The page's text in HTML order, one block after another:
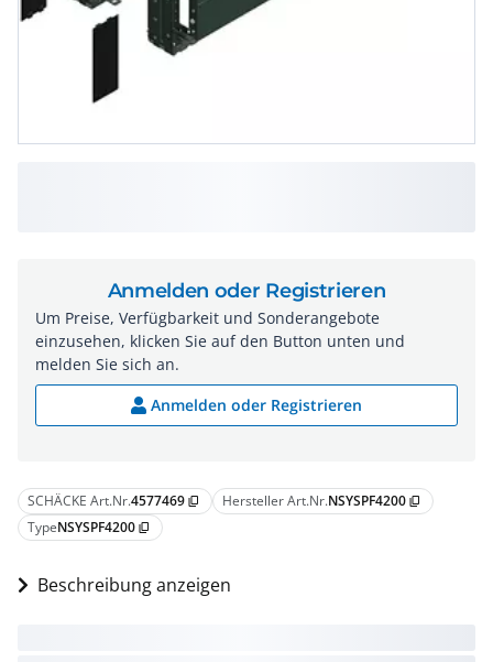
SCHÄCKE Art.Nr.4577469 content_copy Hersteller Art.Nr.NSYSPF4200 content_copy
TypeNSYSPF4200 content_copy
Beschreibung anzeigen
Anmelden oder Registrieren
Um Preise, Verfügbarkeit und Sonderangebote
einzusehen, klicken Sie auf den Button unten und
melden Sie sich an.
Anmelden oder Registrieren